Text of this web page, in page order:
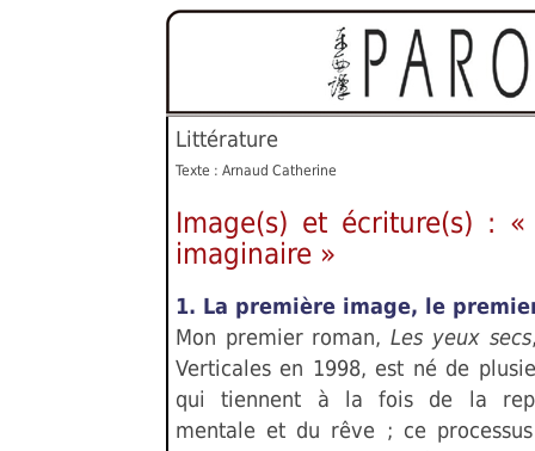
Littérature
Texte : Arnaud Catherine
Image(s) et écriture(s) :
imaginaire »
1. La première image, le
Mon premier roman,Les yeux secs
Verticales en 1998, est né de
qui tiennent à la fois de la
mentale et du rêve ; ce